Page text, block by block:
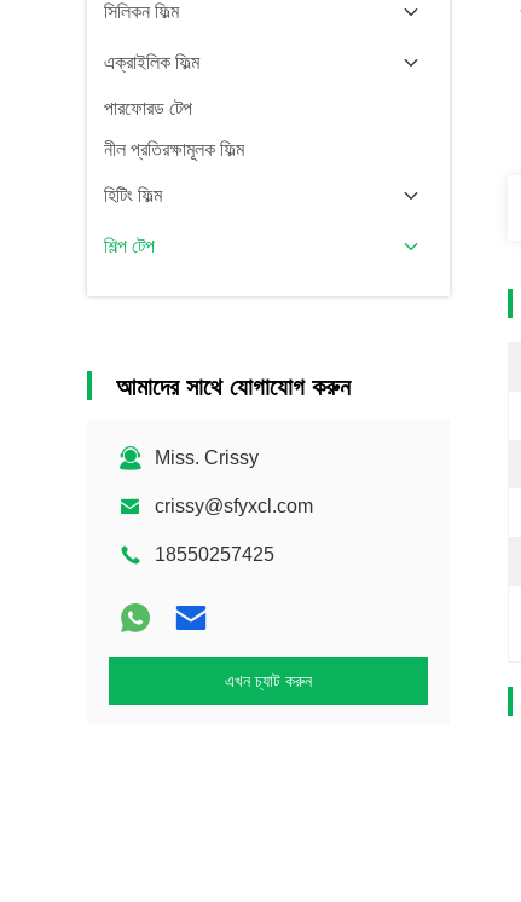
সিলিকন ফিল্ম
এক্রাইলিক ফিল্ম
পারফোরড টেপ
নীল প্রতিরক্ষামূলক ফিল্ম
হিটিং ফিল্ম
শিল্প টেপ
আমাদের সাথে যোগাযোগ করুন
Miss. Crissy
crissy@sfyxcl.com
18550257425
এখন চ্যাট করুন